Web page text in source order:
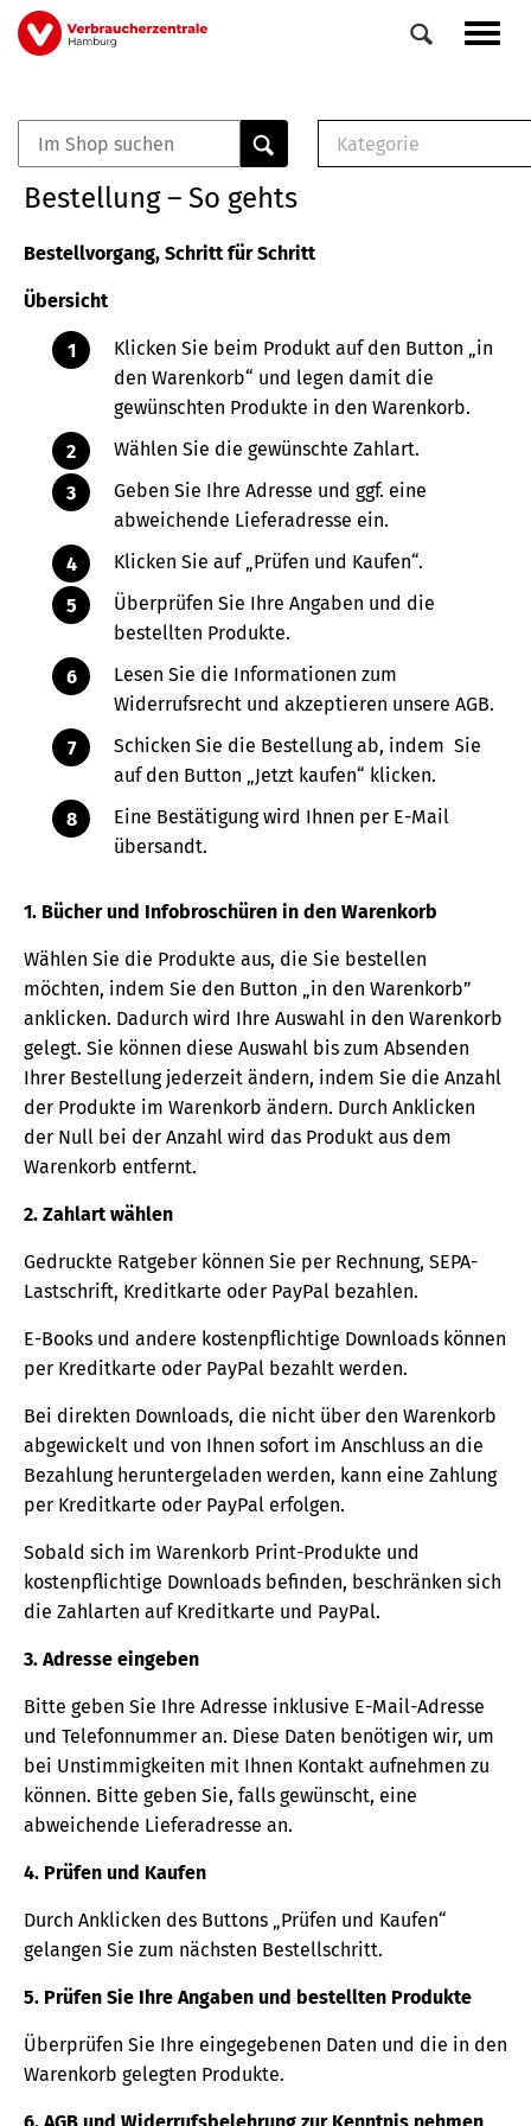
Direkt
zum
Veranstaltungen
0
Elemente
Kategorie
Buch
Bestellung – So gehts
Bestellvorgang, Schritt für Schritt
Übersicht
Klicken Sie beim Produkt auf den Button „in
den Warenkorb“ und legen damit die
gewünschten Produkte in den Warenkorb.
Wählen Sie die gewünschte Zahlart.
Geben Sie Ihre Adresse und ggf. eine
abweichende Lieferadresse ein.
Klicken Sie auf „Prüfen und Kaufen“.
Überprüfen Sie Ihre Angaben und die
bestellten Produkte.
Lesen Sie die Informationen zum
Widerrufsrecht und akzeptieren unsere AGB.
Schicken Sie die Bestellung ab, indem Sie
auf den Button „Jetzt kaufen“ klicken.
Eine Bestätigung wird Ihnen per E-Mail
übersandt.
1. Bücher und Infobroschüren in den Warenkorb
Wählen Sie die Produkte aus, die Sie bestellen
möchten, indem Sie den Button „in den Warenkorb”
anklicken. Dadurch wird Ihre Auswahl in den Warenkorb
gelegt. Sie können diese Auswahl bis zum Absenden
Ihrer Bestellung jederzeit ändern, indem Sie die Anzahl
der Produkte im Warenkorb ändern. Durch Anklicken
der Null bei der Anzahl wird das Produkt aus dem
Warenkorb entfernt.
2. Zahlart wählen
Gedruckte Ratgeber können Sie per Rechnung, SEPA-
Lastschrift, Kreditkarte oder PayPal bezahlen.
E-Books und andere kostenpflichtige Downloads können
per Kreditkarte oder PayPal bezahlt werden.
Bei direkten Downloads, die nicht über den Warenkorb
abgewickelt und von Ihnen sofort im Anschluss an die
Bezahlung heruntergeladen werden, kann eine Zahlung
per Kreditkarte oder PayPal erfolgen.
Sobald sich im Warenkorb Print-Produkte und
kostenpflichtige Downloads befinden, beschränken sich
die Zahlarten auf Kreditkarte und PayPal.
3. Adresse eingeben
Bitte geben Sie Ihre Adresse inklusive E-Mail-Adresse
und Telefonnummer an. Diese Daten benötigen wir, um
bei Unstimmigkeiten mit Ihnen Kontakt aufnehmen zu
können. Bitte geben Sie, falls gewünscht, eine
abweichende Lieferadresse an.
4. Prüfen und Kaufen
Durch Anklicken des Buttons „Prüfen und Kaufen“
gelangen Sie zum nächsten Bestellschritt.
5. Prüfen Sie Ihre Angaben und bestellten Produkte
Überprüfen Sie Ihre eingegebenen Daten und die in den
Warenkorb gelegten Produkte.